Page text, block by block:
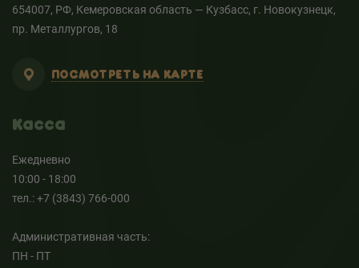
654007, РФ, Кемеровская область — Кузбасс, г. Новокузнецк,
пр. Металлургов, 18
ПОСМОТРЕТЬ НА КАРТЕ
Касса
Ежедневно
10:00 - 18:00
тел.: +7 (3843) 766-000
Административная часть:
ПН - ПТ